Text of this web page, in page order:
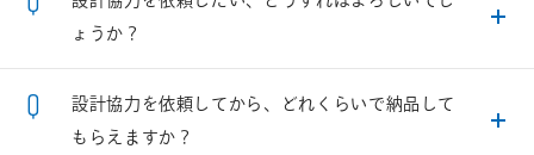
ょうか？
設計協力を依頼してから、どれくらいで納品して
もらえますか？